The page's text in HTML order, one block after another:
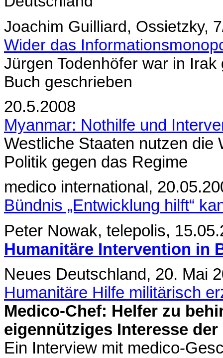
Joachim Guilliard, Ossietzky,
Wider das
Jürgen Todenhöfer war in
Buch geschrieben
20.5.2008
Myanmar: Nothilfe und
Westliche Staaten nutzen die
Politik gegen das Regime
medico international,
Bündnis „Entwicklung hilft“
Peter Nowak, telepolis,
Humanitäre Intervention in
Neues Deutschland, 20. Mai
Humanitäre Hilfe militärisch
Medico-Chef: Helfer zu
eigennütziges Interesse
Ein Interview mit medico-